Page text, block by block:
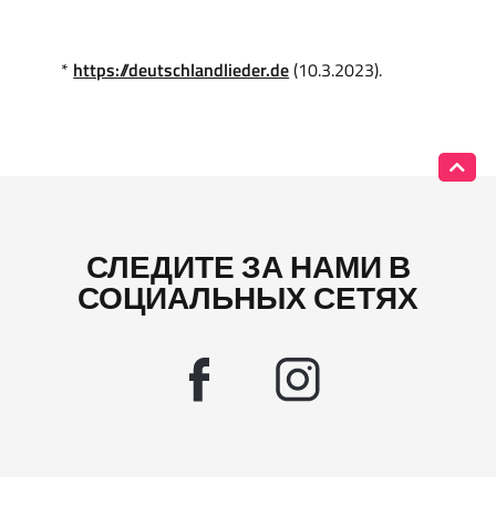
* https://deutschlandlieder.de(10.3.2023).
СЛЕДИТЕ ЗА НАМИ В
СОЦИАЛЬНЫХ СЕТЯХ